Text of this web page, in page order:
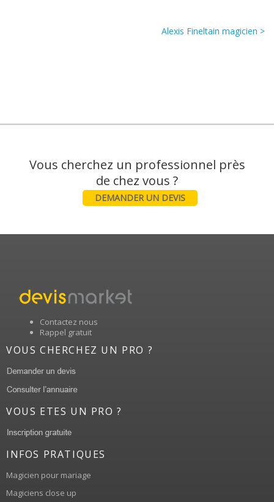
Alexis Fineltain magicien >
Vous cherchez un professionnel près
DEMANDER UN DEVIS
Contactez nous
Rappel gratuit
VOUS CHERCHEZ UN PRO ?
VOUS ETES UN PRO ?
INFOS PRATIQUES
Magicien pour mariage
Magiciens close up